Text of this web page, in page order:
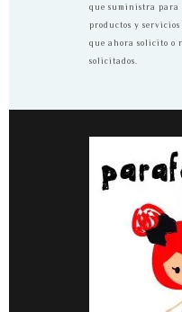
que suministra para
productos y
que ahora solicito o
solicitados.